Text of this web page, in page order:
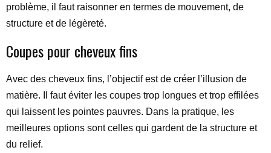
problème, il faut raisonner en termes de mouvement, de
structure et de légèreté.
Coupes pour cheveux fins
Avec des cheveux fins, l’objectif est de créer l’illusion de
matière. Il faut éviter les coupes trop longues et trop effilées
qui laissent les pointes pauvres. Dans la pratique, les
meilleures options sont celles qui gardent de la structure et
du relief.